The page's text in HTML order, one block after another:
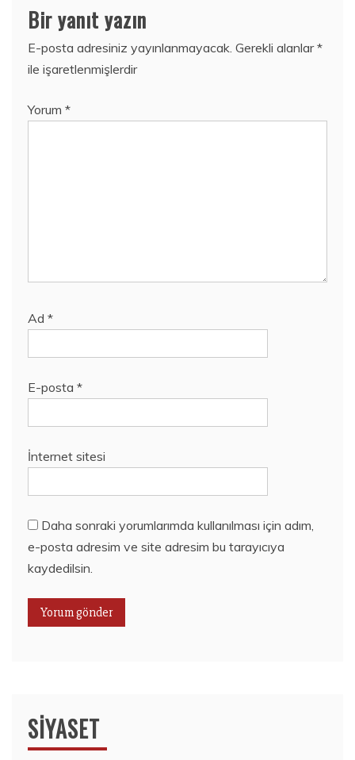
Bir yanıt yazın
E-posta adresiniz yayınlanmayacak. Gerekli alanlar*
ile işaretlenmişlerdir
Yorum *
Ad *
E-posta *
İnternet sitesi
Daha sonraki yorumlarımda kullanılması için adım,
e-posta adresim ve site adresim bu tarayıcıya
kaydedilsin.
SIYASET